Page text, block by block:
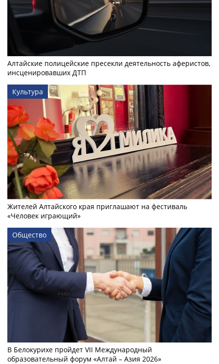
Алтайские полицейские пресекли деятельность аферистов,
инсценировавших ДТП
Культура
Жителей Алтайского края приглашают на фестиваль
«Человек играющий»
Общество
В Белокурихе пройдет VII Международный
образовательный форум «Алтай – Азия 2026»